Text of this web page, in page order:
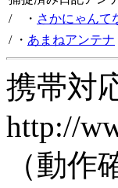
/ ・ さかにゃんて
/ ・ あまねアンテナ
携帯対
http://
（動作